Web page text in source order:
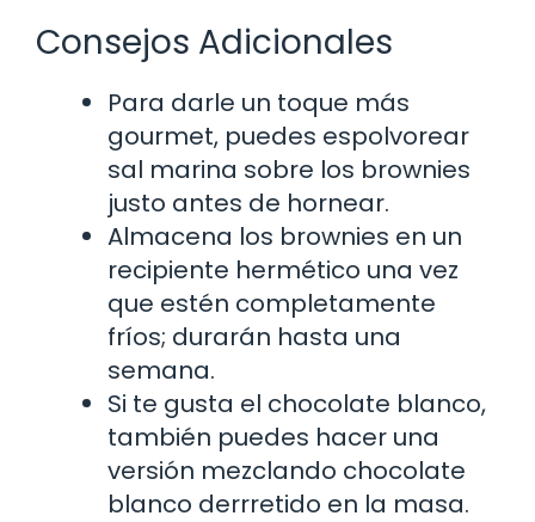
Consejos Adicionales
Para darle un toque más
gourmet, puedes espolvorear
sal marina sobre los brownies
justo antes de hornear.
Almacena los brownies en un
recipiente hermético una vez
que estén completamente
fríos; durarán hasta una
semana.
Si te gusta el chocolate blanco,
también puedes hacer una
versión mezclando chocolate
blanco derrretido en la masa.